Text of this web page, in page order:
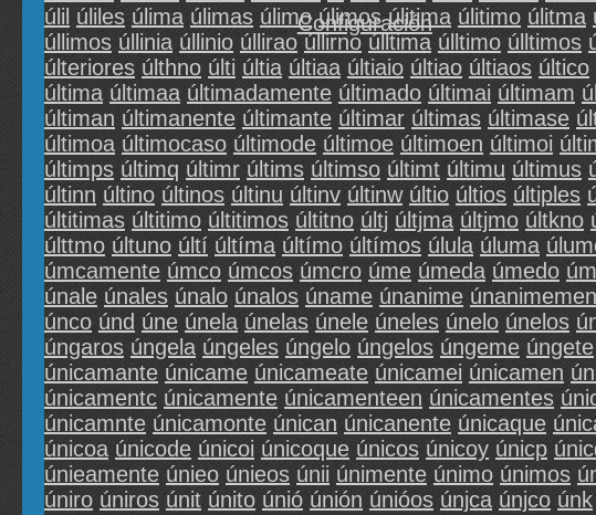
Configuración
úlil úliles úlima úlimas úlimo úlimos úlitima úlitimo úlitma
úllimos úllinia úllinio úllirao úllirno úlltima úlltimo úlltimos
últeriores últhno últi últia últiaa últiaio últiao últiaos últico
última últimaa últimadamente últimado últimai últimam
últiman últimanente últimante últimar últimas últimase
últimoa últimocaso últimode últimoe últimoen últimoi
últimps últimq últimr últims últimso últimt últimu últimus
últinn últino últinos últinu últinv últinw últio últios últiples
últitimas últitimo últitimos últitno últj últjma últjmo últkno
últtmo últuno últí últíma últímo últímos úlula úluma
úmcamente úmco úmcos úmcro úme úmeda úmedo
únale únales únalo únalos úname únanime
únco únd úne únela únelas únele úneles únelo únelos
úngaros úngela úngeles úngelo úngelos úngeme úngete
únicamante únicame únicameate únicamei únicamen
únicamentc únicamente únicamenteen únicamentes
únicamnte únicamonte únican únicanente únicaque
únicoa únicode únicoi únicoque únicos únicoy únicp
únieamente únieo únieos únii únimente únimo únimos
úniro úniros únit únito únió únión únióos únjca únjco únk